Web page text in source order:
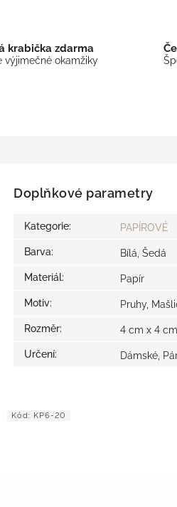
krabička zdarma
výjimečné okamžiky
Doplňkové parametry
Kategorie: PAPÍROVÉ
Barva: Bílá, Šedá
Materiál: Papír
Motiv: Pruhy,
Rozměr: 4 cm x 4
Určení: Dámské,
Kód: KP6-20